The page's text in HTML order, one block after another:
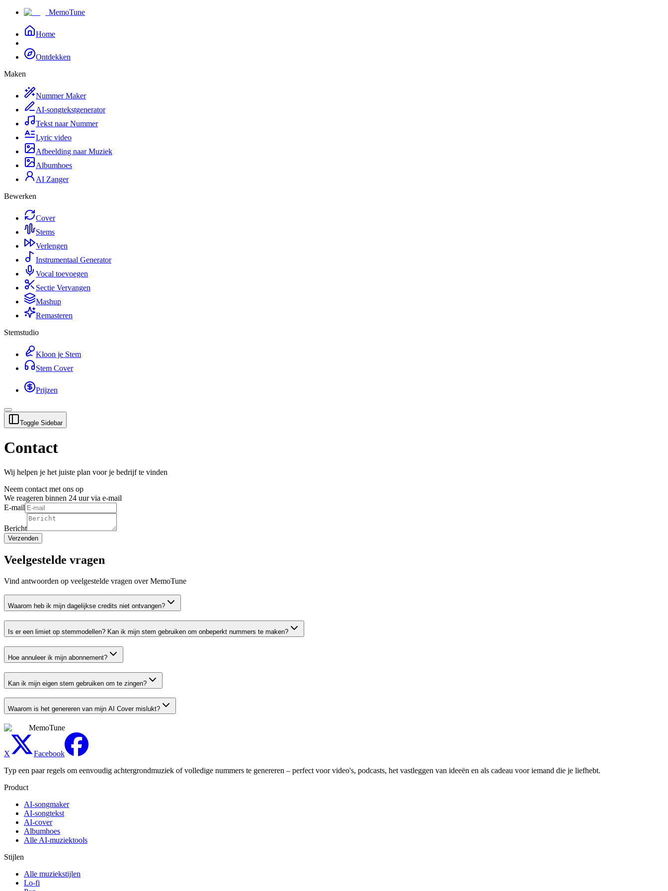
MemoTune
Home
Ontdekken
Maken
Nummer Maker
AI-songtekstgenerator
Tekst naar Nummer
Lyric video
Afbeelding naar Muziek
Albumhoes
AI Zanger
Bewerken
Cover
Stems
Verlengen
Instrumentaal Generator
Vocal toevoegen
Sectie Vervangen
Mashup
Remasteren
Stemstudio
Kloon je Stem
Stem Cover
Prijzen
Toggle Sidebar
Contact
Wij helpen je het juiste plan voor je bedrijf te vinden
Neem contact met ons op
We reageren binnen 24 uur via e-mail
E-mail
Bericht
Verzenden
Veelgestelde vragen
Vind antwoorden op veelgestelde vragen over MemoTune
Waarom heb ik mijn dagelijkse credits niet ontvangen?
Is er een limiet op stemmodellen? Kan ik mijn stem gebruiken om onbeperkt nummers te maken?
Hoe annuleer ik mijn abonnement?
Kan ik mijn eigen stem gebruiken om te zingen?
Waarom is het genereren van mijn AI Cover mislukt?
MemoTune
X
Facebook
Typ een paar regels om eenvoudig achtergrondmuziek of volledige nummers te genereren – perfect voor video's, podcasts, het vastleggen van ideeën en als cadeau voor iemand die je liefhebt.
Product
AI-songmaker
AI-songtekst
AI-cover
Albumhoes
Alle AI-muziektools
Stijlen
Alle muziekstijlen
Lo-fi